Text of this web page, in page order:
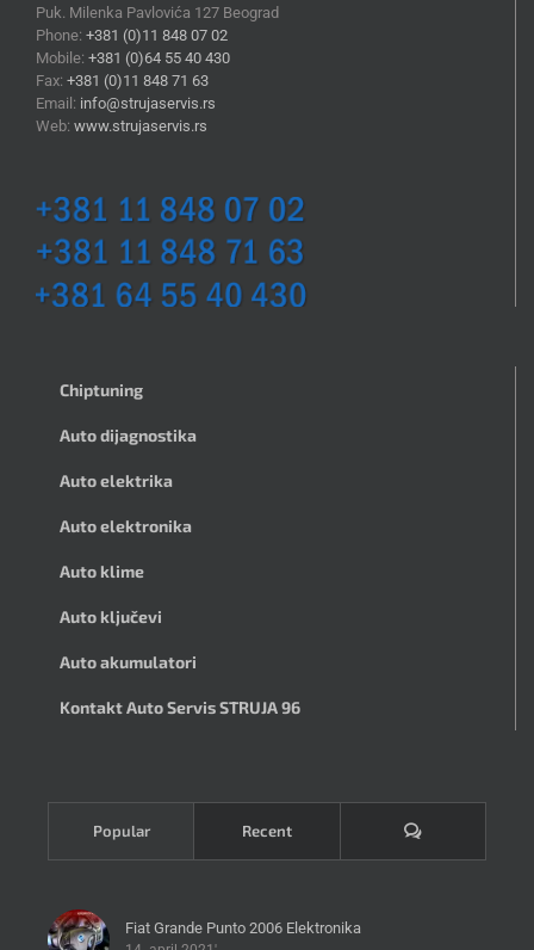
Puk. Milenka Pavlovića 127 Beograd
Phone: +381 (0)11 848 07 02
Mobile: +381 (0)64 55 40 430
Fax: +381 (0)11 848 71 63
Email: info@strujaservis.rs
Web: www.strujaservis.rs
Chiptuning
Auto dijagnostika
Auto elektrika
Auto elektronika
Auto klime
Auto ključevi
Auto akumulatori
Kontakt Auto Servis STRUJA 96
Popular Recent Komentari
Fiat Grande Punto 2006 Elektronika